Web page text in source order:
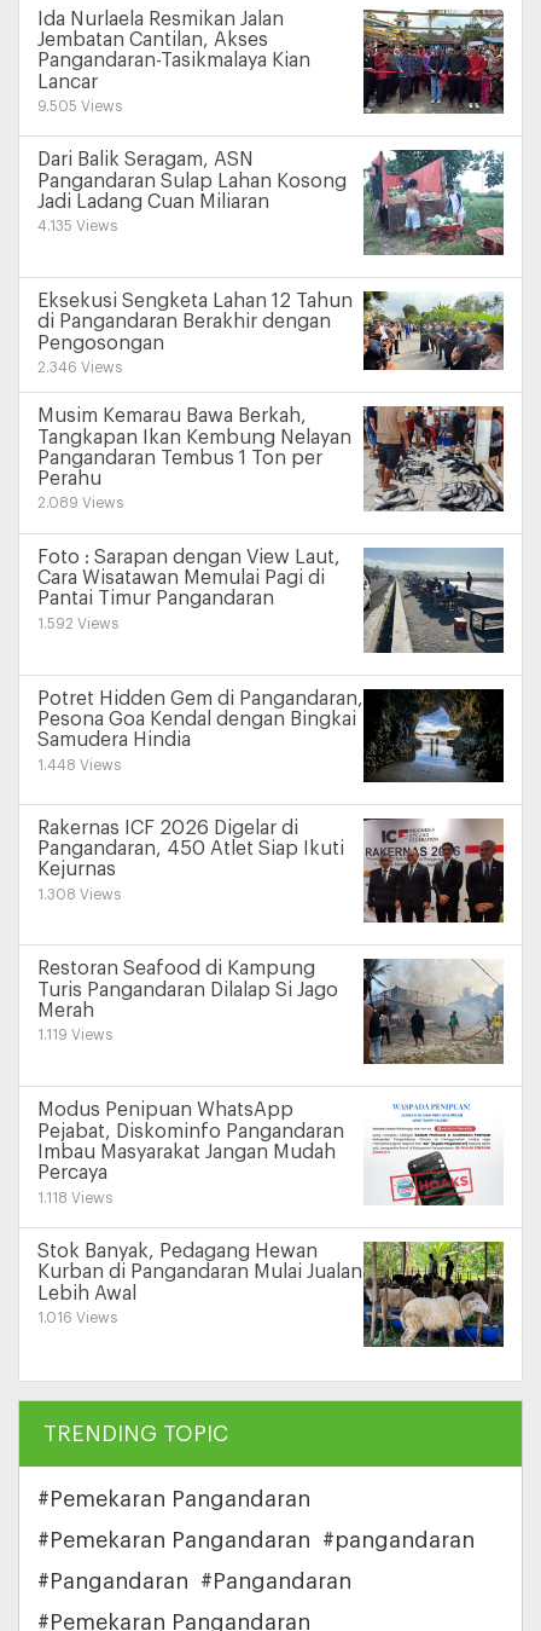
Ida Nurlaela Resmikan Jalan
Jembatan Cantilan, Akses
Pangandaran-Tasikmalaya Kian
Lancar
9.505 Views
Dari Balik Seragam, ASN
Pangandaran Sulap Lahan Kosong
Jadi Ladang Cuan Miliaran
4.135 Views
Eksekusi Sengketa Lahan 12 Tahun
di Pangandaran Berakhir dengan
Pengosongan
2.346 Views
Musim Kemarau Bawa Berkah,
Tangkapan Ikan Kembung Nelayan
Pangandaran Tembus 1 Ton per
Perahu
2.089 Views
Foto : Sarapan dengan View Laut,
Cara Wisatawan Memulai Pagi di
Pantai Timur Pangandaran
1.592 Views
Potret Hidden Gem di Pangandaran,
Pesona Goa Kendal dengan Bingkai
Samudera Hindia
1.448 Views
Rakernas ICF 2026 Digelar di
Pangandaran, 450 Atlet Siap Ikuti
Kejurnas
1.308 Views
Restoran Seafood di Kampung
Turis Pangandaran Dilalap Si Jago
Merah
1.119 Views
Modus Penipuan WhatsApp
Pejabat, Diskominfo Pangandaran
Imbau Masyarakat Jangan Mudah
Percaya
1.118 Views
Stok Banyak, Pedagang Hewan
Kurban di Pangandaran Mulai Jualan
Lebih Awal
1.016 Views
TRENDING TOPIC
#Pemekaran Pangandaran
#Pemekaran Pangandaran
#pangandaran
#Pangandaran
#Pangandaran
#Pemekaran Pangandaran